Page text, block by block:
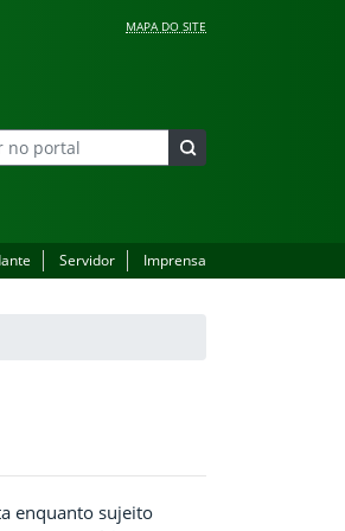
MAPA DO SITE
Servidor Imprensa
enquanto sujeito